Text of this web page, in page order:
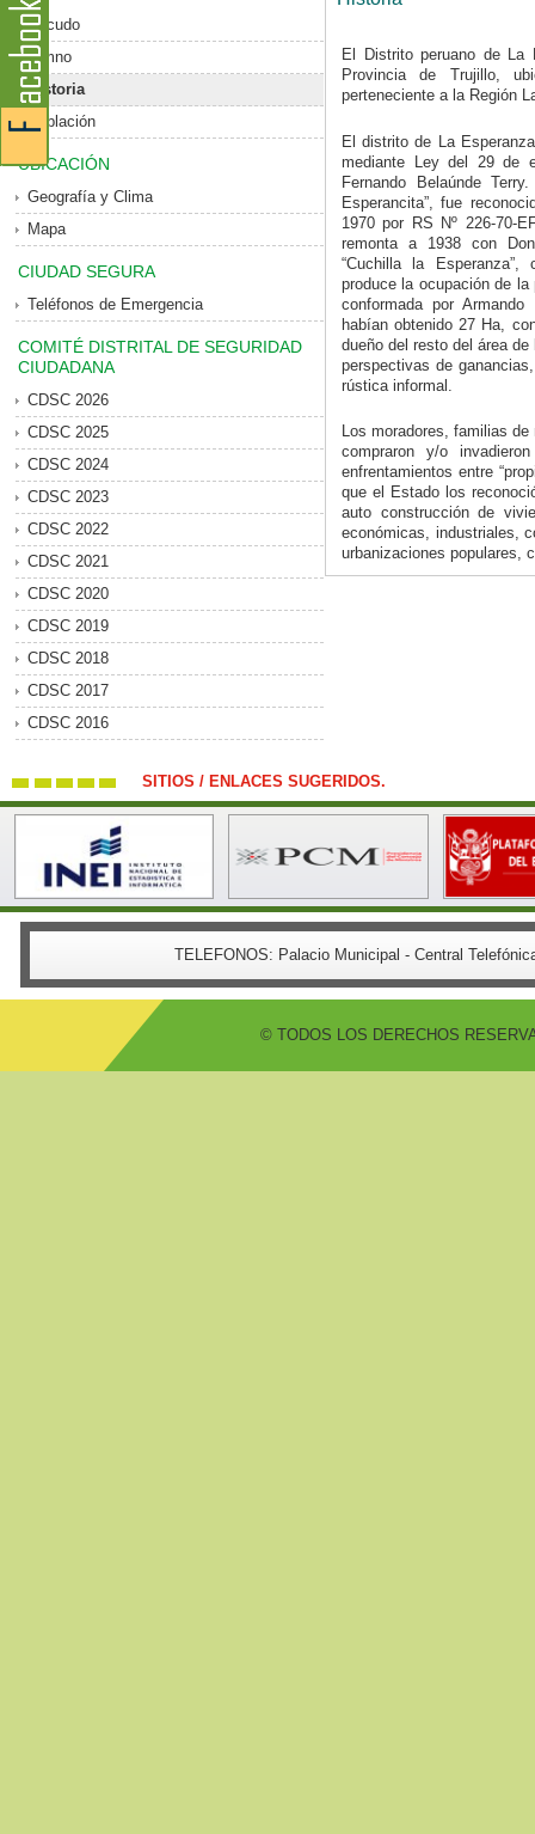
Escudo
Himno
Historia
Población
UBICACIÓN
Geografía y Clima
Mapa
CIUDAD SEGURA
Teléfonos de Emergencia
COMITÉ DISTRITAL DE SEGURIDAD
CIUDADANA
CDSC 2026
CDSC 2025
CDSC 2024
CDSC 2023
CDSC 2022
CDSC 2021
CDSC 2020
CDSC 2019
CDSC 2018
CDSC 2017
CDSC 2016
El Distrito peruano de
Provincia de Trujillo,
perteneciente a la Región
El distrito de La
mediante Ley del 29 de
Fernando Belaúnde
Esperancita”, fue
1970 por RS Nº 226-70-
remonta a 1938 con
“Cuchilla la
produce la ocupación de
conformada por
habían obtenido 27 Ha,
dueño del resto del área
perspectivas de
rústica informal.
Los moradores, familias
compraron y/o
enfrentamientos entre
que el Estado los
auto construcción de
económicas, industriales,
urbanizaciones populares,
SITIOS / ENLACES SUGERIDOS.
TELEFONOS: Palacio Municipal - Central
© TODOS LOS DERECHOS